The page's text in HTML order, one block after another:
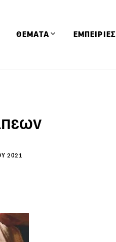
ΘΕΜΑΤΑ
Ειδήσεις
Οινοπνευματώδη
ΕΜΠΕΙΡΙΕΣ
2021